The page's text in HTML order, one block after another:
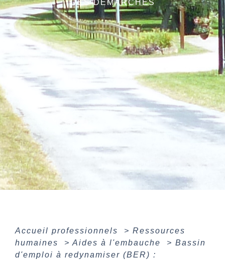
DES DÉMARCHES
Accueil professionnels > Ressources
humaines
> Aides à l'embauche > Bassin
d'emploi à redynamiser (BER) :